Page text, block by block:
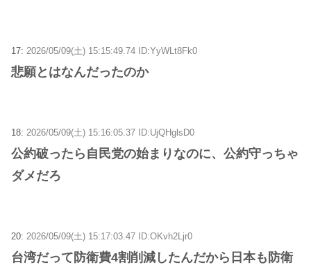
17: 2026/05/09(土) 15:15:49.74 ID:YyWLt8Fk0
悲願とはなんだったのか
18: 2026/05/09(土) 15:16:05.37 ID:UjQHglsD0
公約破ったら自民党の始まりなのに、公約守っちゃ
ダメだろ
20: 2026/05/09(土) 15:17:03.47 ID:OKvh2Ljr0
台湾だって防衛費4割削減したんだから日本も防衛